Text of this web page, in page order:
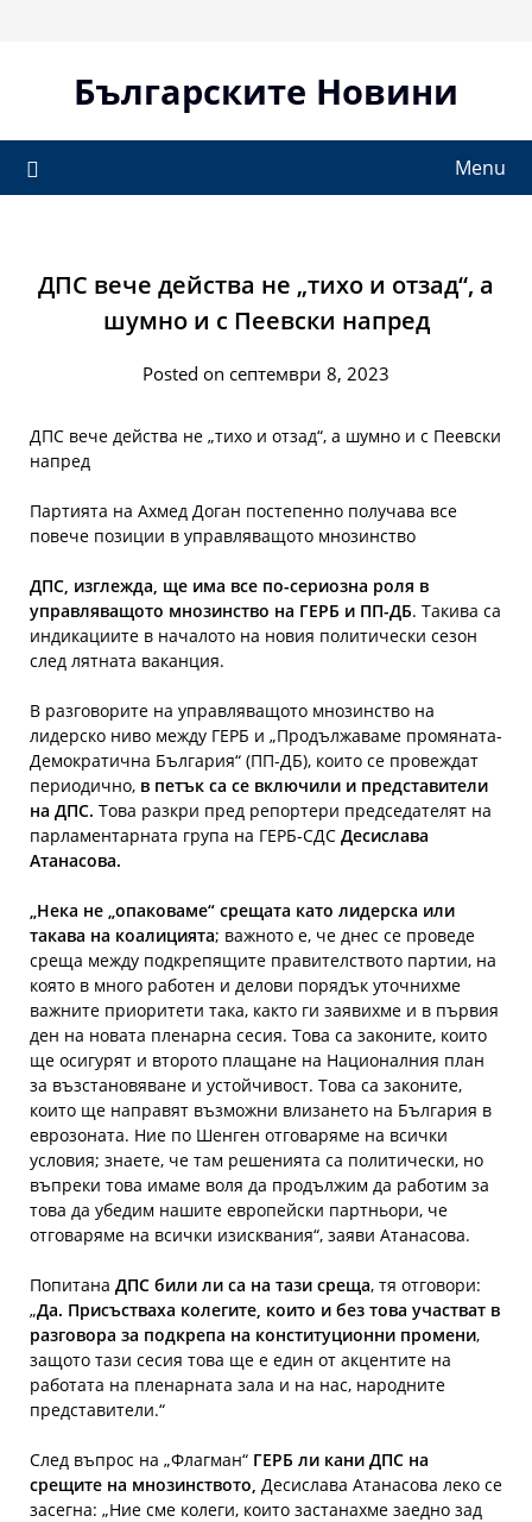
Българските Новини
Menu
ДПС вече действа не „тихо и отзад“, а
шумно и с Пеевски напред
Posted on септември 8, 2023
ДПС вече действа не „тихо и отзад“, а шумно и с Пеевски
напред
Партията на Ахмед Доган постепенно получава все
повече позиции в управляващото мнозинство
ДПС, изглежда, ще има все по-сериозна роля в
управляващото мнозинство на ГЕРБ и ПП-ДБ. Такива са
индикациите в началото на новия политически сезон
след лятната ваканция.
В разговорите на управляващото мнозинство на
лидерско ниво между ГЕРБ и „Продължаваме промяната-
Демократична България“ (ПП-ДБ), които се провеждат
периодично, в петък са се включили и представители
на ДПС. Това разкри пред репортери председателят на
парламентарната група на ГЕРБ-СДС Десислава
Атанасова.
„Нека не „опаковаме“ срещата като лидерска или
такава на коалицията; важното е, че днес се проведе
среща между подкрепящите правителството партии, на
която в много работен и делови порядък уточнихме
важните приоритети така, както ги заявихме и в първия
ден на новата пленарна сесия. Това са законите, които
ще осигурят и второто плащане на Националния план
за възстановяване и устойчивост. Това са законите,
които ще направят възможни влизането на България в
еврозоната. Ние по Шенген отговаряме на всички
условия; знаете, че там решенията са политически, но
въпреки това имаме воля да продължим да работим за
това да убедим нашите европейски партньори, че
отговаряме на всички изисквания“, заяви Атанасова.
Попитана ДПС били ли са на тази среща, тя отговори:
„Да. Присъстваха колегите, които и без това участват в
разговора за подкрепа на конституционни промени,
защото тази сесия това ще е един от акцентите на
работата на пленарната зала и на нас, народните
представители.“
След въпрос на „Флагман“ ГЕРБ ли кани ДПС на
срещите на мнозинството, Десислава Атанасова леко се
засегна: „Ние сме колеги, които застанахме заедно зад